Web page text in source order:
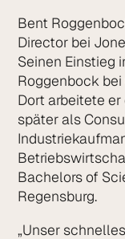
Bent
Director bei
Seinen Einstieg
Roggenbock bei
Dort arbeitete
später als
Bachelors of
Regensburg.
„Unser